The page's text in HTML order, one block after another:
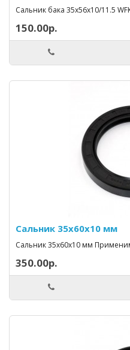
Сальник бака 35x56x10/11.5
150.00р.
Сальник 35x60x10 мм
Сальник 35x60x10 мм
350.00р.